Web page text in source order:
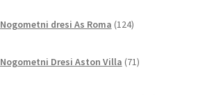
Nogometni dresi As Roma 124izdelkov
Nogometni Dresi Aston Villa 71izdelkov